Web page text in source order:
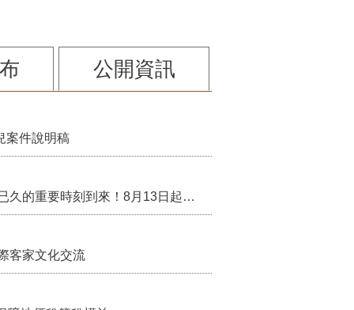
公開資訊
案件說明稿
行政院核定西拉雅族為平埔原住民族群 盼望已久的重要時刻到來！8月13日起受理民族成員名冊登記
客家文化交流